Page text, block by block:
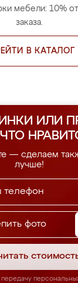
мебели: 10%
заказа.
В КАТАЛОГ
ИЛИ
ЧТО
— сделаем
лучше!
фото